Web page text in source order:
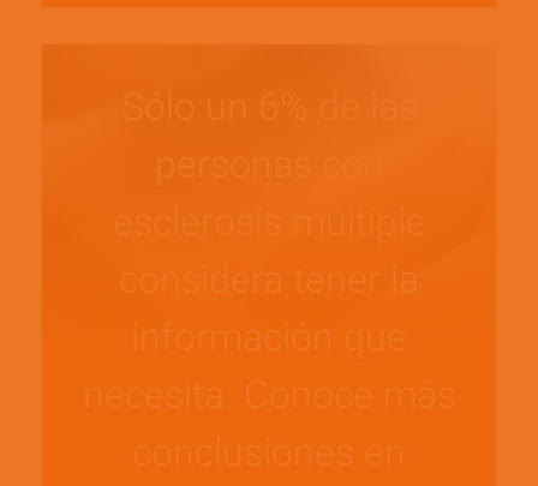
considera tener la
información que
necesita. Conoce más
conclusiones en